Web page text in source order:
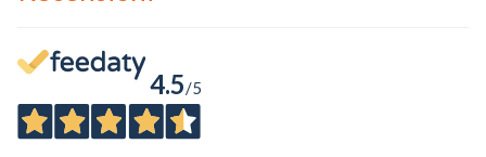
Genesi srl. Informativa Privacy
4.5/5